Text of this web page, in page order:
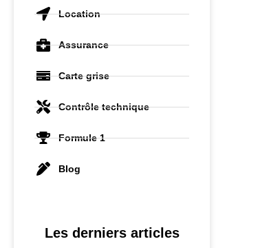
Location
Assurance
Carte grise
Contrôle technique
Formule 1
Blog
Les derniers articles